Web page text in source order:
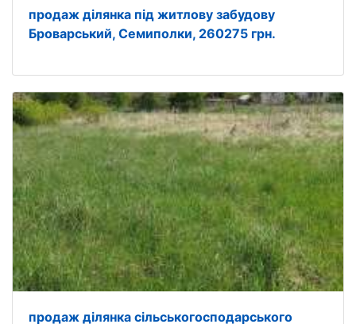
продаж ділянка під житлову забудову
Броварський, Семиполки, 260275 грн.
продаж ділянка сільськогосподарського